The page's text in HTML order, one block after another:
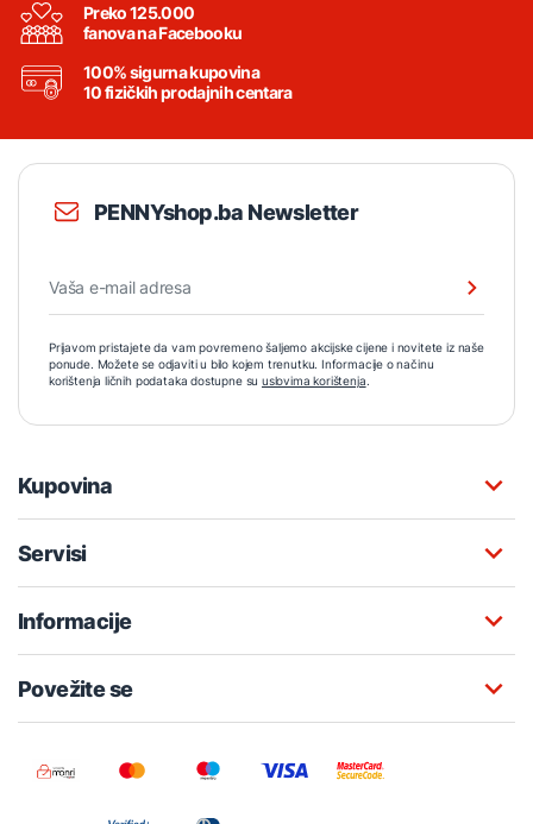
Preko 125.000
fanova na Facebooku
100% sigurna kupovina
10 fizičkih prodajnih centara
PENNYshop.ba Newsletter
Prijavom pristajete da vam povremeno šaljemo akcijske cijene i novitete iz naše
ponude. Možete se odjaviti u bilo kojem trenutku. Informacije o načinu
korištenja ličnih podataka dostupne su uslovima korištenja.
Kupovina
Servisi
Informacije
Povežite se